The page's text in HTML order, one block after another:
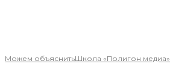
Можем объяснитьШкола «Полигон медиа»